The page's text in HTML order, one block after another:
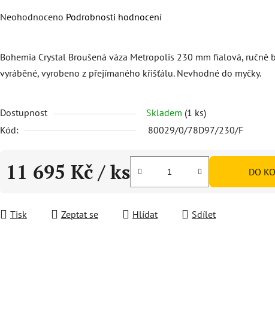
Průměrné
je
0,0
5
hvězdiček.
Neohodnoceno Podrobnosti hodnocení
Bohemia Crystal Broušená váza Metropolis 230 mm fialová, ručně
vyráběné, vyrobeno z přejímaného křišťálu. Nevhodné do myčky.
Dostupnost Skladem (1 ks)
Kód:
80029/0/78D97/230/F
11 695 Kč / ks DO
Tisk Zeptat se Hlídat Sdílet